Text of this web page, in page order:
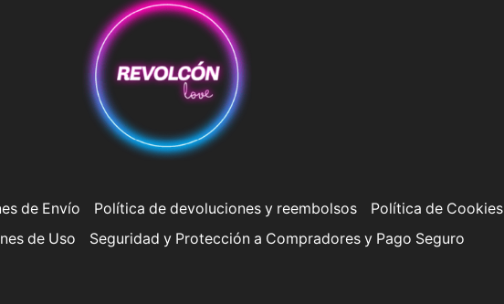
de Envío Política de devoluciones y reembolsos Política de Cookies
de Uso
Seguridad y Protección a Compradores y Pago Seguro